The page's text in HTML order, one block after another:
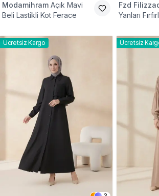
Modamihram Açık Mavi
Beli Lastikli Kot Ferace
Fzd
Yanları
Ücretsiz Kargo Ücretsiz